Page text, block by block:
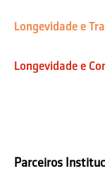
Longevidade e
Longevidade e
Parceiros